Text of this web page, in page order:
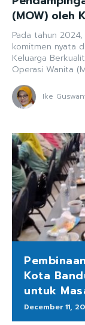
(MOW) oleh
Pada tahun
komitmen nyata
Keluarga
Operasi Wanita
Ike
Kota
untuk
December 11,